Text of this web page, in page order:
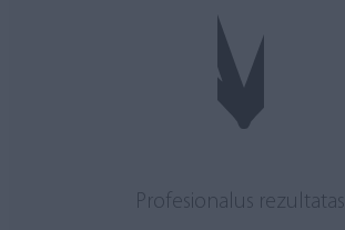
Profesionalus rezultatas